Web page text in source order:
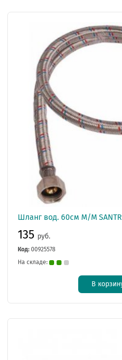
Шланг вод. 60см М/М
135 руб.
Код: 00925578
На складе:
В